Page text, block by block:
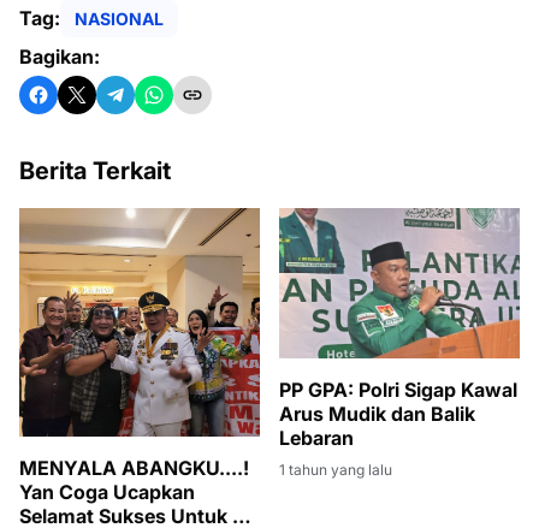
Tag: NASIONAL
Bagikan:
Berita Terkait
MENYALA ABANGKU....!
Yan Coga Ucapkan
Selamat Sukses Untuk H.
PP GPA: Polri Sigap Kawal
Arus Mudik dan Balik
Lebaran
1 tahun yang lalu